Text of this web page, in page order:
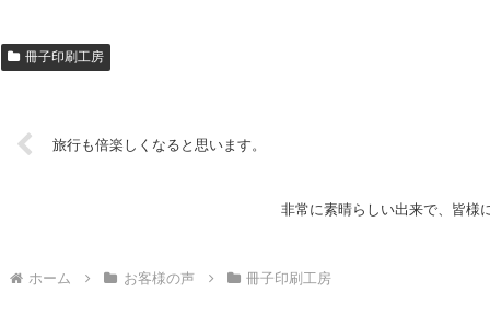
冊子印刷工房
旅行も倍楽しくなると思います。
非常に素晴らしい出来で、皆様
ホーム お客様の声 冊子印刷工房